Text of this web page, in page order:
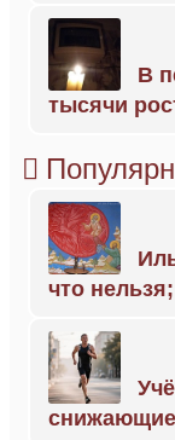
В
тысячи
что